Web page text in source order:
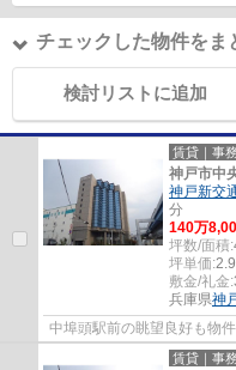
チェックした物件をま
検討リストに追加
賃貸｜事
神戸市中
神戸新交
分
140万
坪数/面積:
坪単価:
敷金/礼金:
兵庫県神
中埠頭駅前の眺望良好も物
賃貸｜事